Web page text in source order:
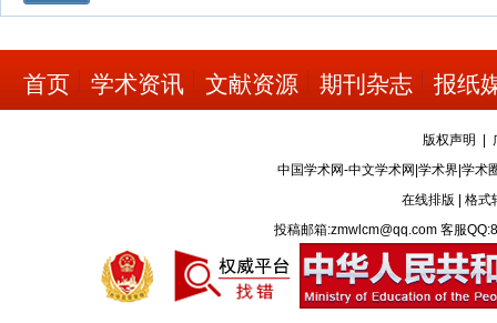
首页 学术资讯 文献资源 期刊杂志 报纸
版权声明
中国学术网-中文学术网|学术界|学术
在线排版
格式
投稿邮箱:zmwlcm@qq.com 客服